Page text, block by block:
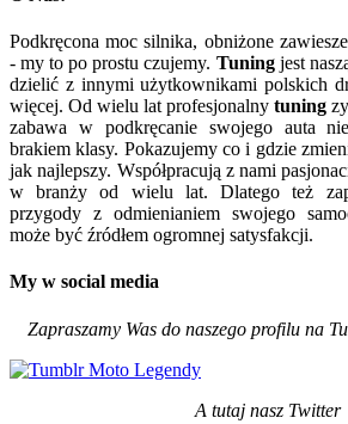
Podkręcona moc silnika, obniżone
- my to po prostu czujemy. Tuningjest
dzielić z innymi użytkownikami polskich
więcej. Od wielu lat profesjonalny tuning
zabawa w podkręcanie swojego auta
brakiem klasy. Pokazujemy co i gdzie
jak najlepszy. Współpracują z nami
w branży od wielu lat. Dlatego też
przygody z odmienianiem swojego
może być źródłem ogromnej satysfakcji.
My w social media
Zapraszamy Was do naszego profilu na
A tutaj nasz Twitter